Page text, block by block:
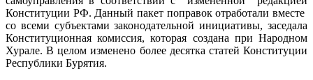
Конституции РФ. Данный пакет поправок отработали вместе
со всеми субъектами законодательной инициативы, заседала
Конституционная комиссия, которая создана при Народном
Хурале. В целом изменено более десятка статей Конституции
Республики Бурятия.